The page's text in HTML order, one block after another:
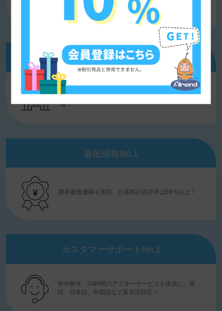
持ち、安心、便利にご利用いただける！
利用者数No.1
日本のECサイトにおけるプリペイドSIMカードの総
販売量で一位、世界中のユーザー数は2000万人突
破！
最低価格No.1
業界最低価格を実現、お客様の高評率は98％以上！
カスタマーサポートNo.1
年中無休、24時間のアフターサービスを提供し、英
語、日本語、中国語など多言語対応！